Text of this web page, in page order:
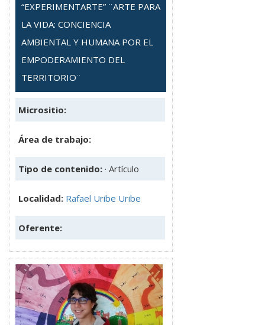
“EXPERIMENTARTE” ¨ARTE PARA
LA VIDA: CONCIENCIA
AMBIENTAL Y HUMANA POR EL
EMPODERAMIENTO DEL
TERRITORIO¨
Micrositio:
Área de trabajo:
Tipo de contenido: · Artículo
Localidad: Rafael Uribe Uribe
Oferente: